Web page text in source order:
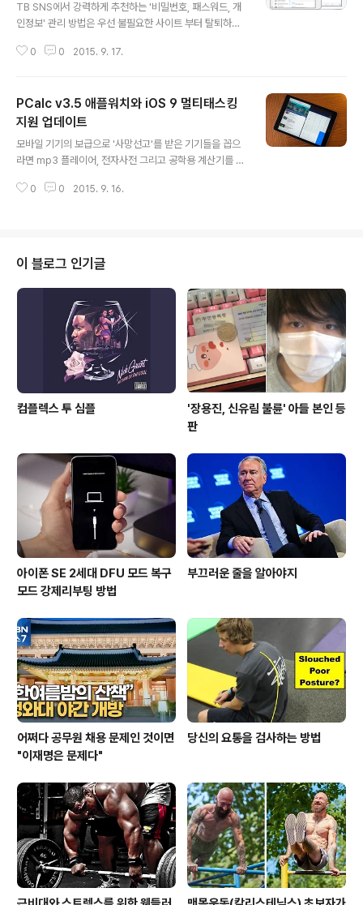
TB SNS에서 강력하게 추천하는 '비밀번호, 패스워드, 개
인정보' 관리 방법은 우선 불필요한 사이트 부터 탈퇴하고,
키지 말아라." 는 것입니다. 내가 기억하기 편한 것들은, 해
볼까요? 트위터 아이디가 abcd라면 abcd와 관련된 g.m
ail, naver, daum, nate 등 국내 메일 서비스에서 아이디
가 있는지 확인합니다. 거기에 숫자를 몇개 붙여가면서 또
확인합니다. 거기에 그 사람이 쓰기 쉬울만한 패스워드를
자동으로 돌립니다. 한 곳이 뚫리면 '다 뚤리는 것.' 이죠. 그
래서, TB SNS에서는 지난 2011년 SK 네이트 싸..
0 0 2015. 9. 17.
PCalc v3.5 애플워치와 iOS 9 멀티태스킹
지원 업데이트
모바일 기기의 보급으로 '사망선고'를 받은 기기들을 꼽으
라면 mp3 플레이어, 전자사전 그리고 공학용 계산기를 들
'스펙'을 올려 매니아층을 형성했기에 논외로 둡니다. 제가
공학용 계산기가 1만원 초반대라는 점으로 비추어 볼 때 상
당히 매니아층들의 제품군이었습니다.(요즘도 TI 계산기를
쓰는 교수님들이 있다고 합니다.) 모바일 기기에서는 매우
뛰어난 계산기 앱들이 즉각적으로 나왔고, 그 대표적인 계
산기 앱 중하나가 바로 PCalc 입니다. cf. 아이패드 베스트
0 0 2015. 9. 16.
이 블로그 인기글
컴플렉스 투 심플
'장용진, 신유림 불륜' 아들 본인 등
판
아이폰 SE 2세대 DFU 모드 복구
모드 강제리부팅 방법
부끄러운 줄을 알아야지
어쩌다 공무원 채용 문제인 것이면
"이재명은 문제다"
당신의 요통을 검사하는 방법